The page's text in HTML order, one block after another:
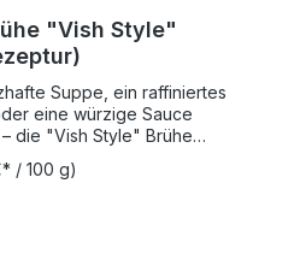
"Vish Style"
Suppe, ein raffiniertes
eine würzige Sauce
die "Vish Style" Brühe
eine maritime Note, die
aber mit vollem
Zutaten, ist sie frei
/ 100 g)